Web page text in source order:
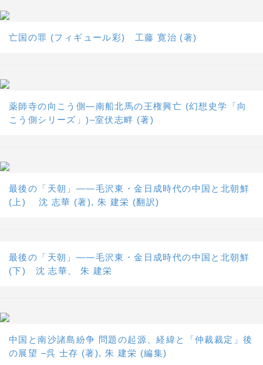
亡国の罪 (フィギュール彩) 工藤 寛治 (著)
薬師寺の向こう側―南船北馬の王権興亡 (幻想史学「向
こう側シリーズ」)–室伏志畔 (著)
最後の「天朝」――毛沢東・金日成時代の中国と北朝鮮
(上) 沈 志華 (著), 朱 建栄 (翻訳)
最後の「天朝」――毛沢東・金日成時代の中国と北朝鮮
(下) 沈 志華、 朱 建栄
中国と南沙諸島紛争 問題の起源、経緯と「仲裁裁定」後
の展望 –呉 士存 (著), 朱 建栄 (編集)